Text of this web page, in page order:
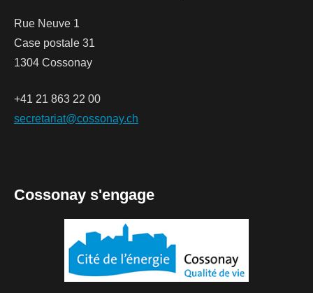
Rue Neuve 1
Case postale 31
1304 Cossonay
+41 21 863 22 00
secretariat@cossonay.ch
Cossonay s'engage